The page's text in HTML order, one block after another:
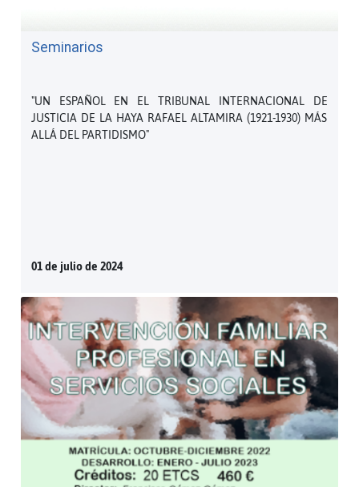
Seminarios
"UN ESPAÑOL EN EL TRIBUNAL INTERNACIONAL DE
JUSTICIA DE LA HAYA RAFAEL ALTAMIRA (1921-1930) MÁS
ALLÁ DEL PARTIDISMO"
01 de julio de 2024